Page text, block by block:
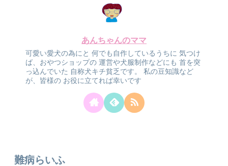
あんちゃんのママ
可愛い愛犬の為にと 何でも自作しているうちに 気つけ
ば、おやつショップの 運営や犬服制作などにも 首を突
っ込んでいた 自称犬キチ貧乏です。
私の豆知識など
が、皆様の お役に立てれば幸いです
難病らいふ